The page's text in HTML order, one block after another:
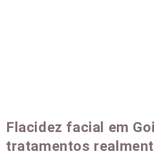
Flacidez facial em
tratamentos